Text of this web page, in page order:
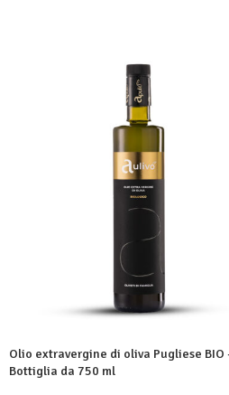
Olio extravergine di oliva Pugliese BIO
Bottiglia da 750 ml